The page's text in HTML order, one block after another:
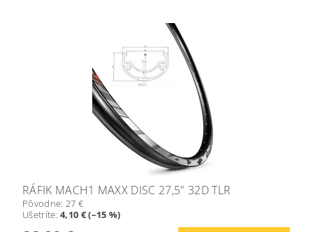
RÁFIK MACH1 MAXX DISC 27,5" 32D TLR
Pôvodne: 27 €
Ušetríte:4,10 € (–15 %)